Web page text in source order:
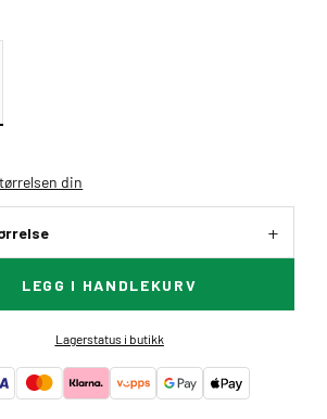
din
LEGG I HANDLEKURV
Lagerstatus i butikk